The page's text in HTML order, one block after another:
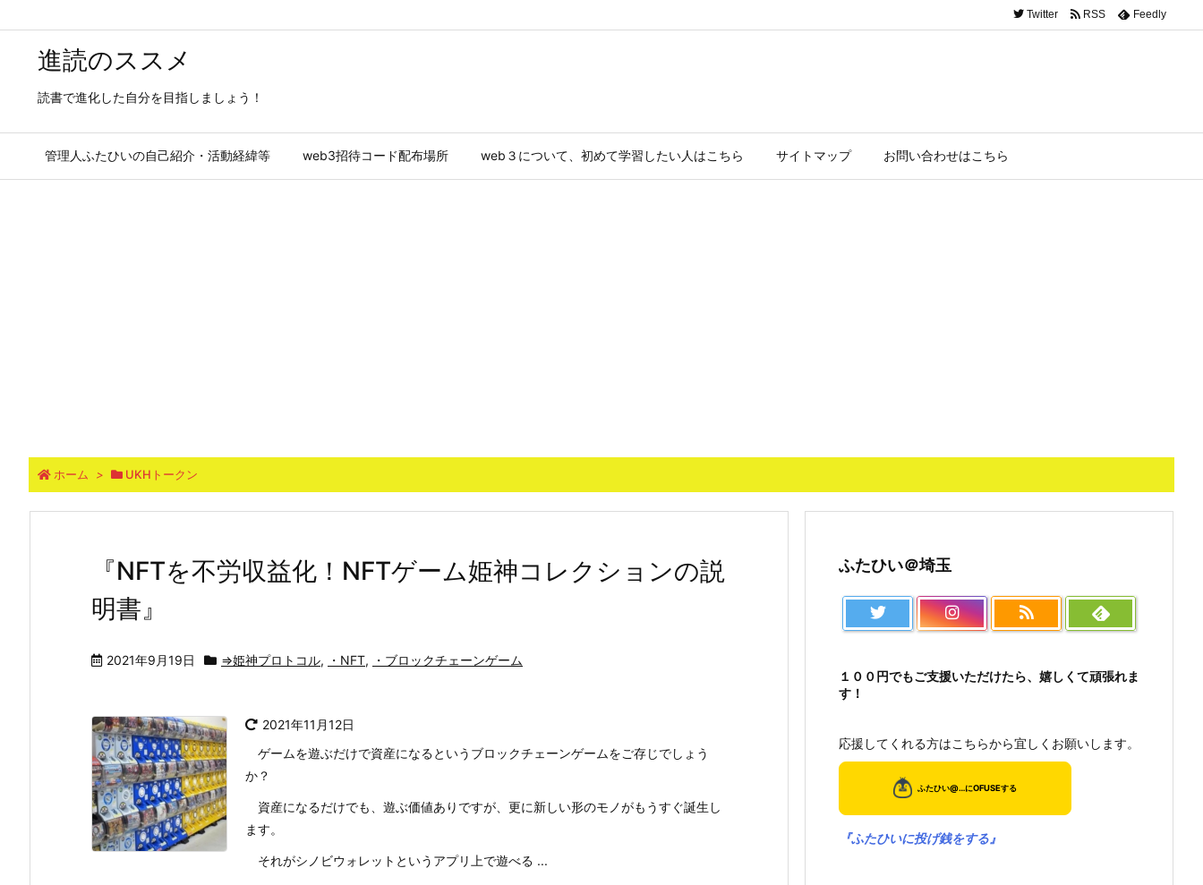
進読のススメ
読書で進化した自分を目指しましょう！
管理人ふたひいの自己紹介・活動経緯等 web3招待コード配布場所 web３について、初めて学習したい人はこちら サイトマップ お問い合わせはこちら
Twitter RSS Feedly
ホーム > UKHトークン
『NFTを不労収益化！NFTゲーム姫神コレクションの説
明書』
2021年9月19日 ⇒姫神プロトコル, ・NFT, ・ブロックチェーンゲーム
2021年11月12日
ゲームを遊ぶだけで資産になるというブロックチェーンゲームをご存じでしょう
か？
資産になるだけでも、遊ぶ価値ありですが、更に新しい形のモノがもうすぐ誕生し
ます。
それがシノビウォレットというアプリ上で遊べる ...
ふたひい＠埼玉
１００円でもご支援いただけたら、嬉しくて頑張れま
す！
応援してくれる方はこちらから宜しくお願いします。
『ふたひいに投げ銭をする』